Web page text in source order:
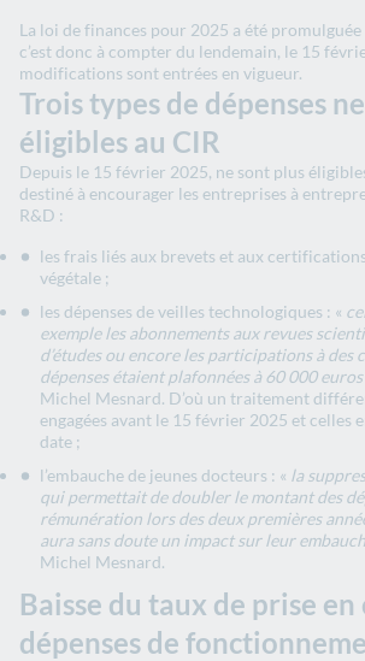
La loi de finances pour 2025 a été
c’est donc à compter du lendemain, le 15
modifications sont entrées en vigueur.
Trois types de dépenses
éligibles au CIR
Depuis le 15 février 2025, ne sont plus
destiné à encourager les entreprises à
R&D :
les frais liés aux brevets et aux
végétale ;
les dépenses de veilles technologiques : «
exemple les abonnements aux revues
d’études ou encore les participations à des
dépenses étaient plafonnées à 60 000 euros
Michel Mesnard. D’où un traitement
engagées avant le 15 février 2025 et celles
date ;
l’embauche de jeunes docteurs : « la
qui permettait de doubler le montant des
rémunération lors des deux premières
aura sans doute un impact sur leur
Michel Mesnard.
Baisse du taux de prise en
dépenses de